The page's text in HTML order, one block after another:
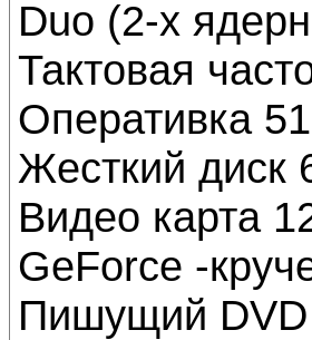
Duo (2-х
Тактовая
Оперативка
Жесткий диск
Видео карта
GeForce -
Пишущий